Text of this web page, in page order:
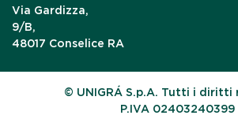
Via Gardizza,
9/B,
48017 Conselice RA
© UNIGRÁ S.p.A. Tutti i diritti
P.IVA 02403240399